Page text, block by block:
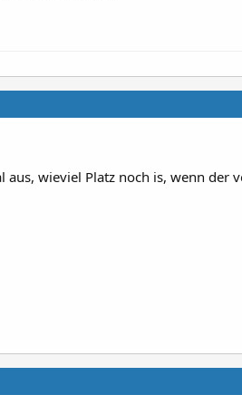
wieviel Platz noch is, wenn der